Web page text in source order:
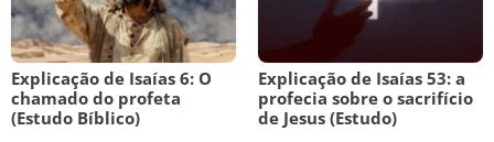
Explicação de Isaías 6: O
chamado do profeta
(Estudo Bíblico)
Explicação de Isaías 53: a
profecia sobre o sacrifício
de Jesus (Estudo)